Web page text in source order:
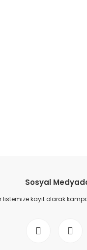
Sosyal
listemize kayıt olarak